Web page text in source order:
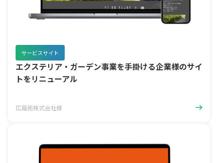
サービスサイト
エクステリア・ガーデン事業を手掛ける企業様のサイ
トをリニューアル
広風苑株式会社様